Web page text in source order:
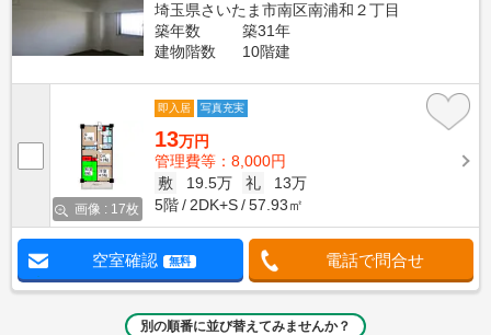
埼玉県さいたま市南区南浦和２丁目
築年数
築31年
建物階数
10階建
画像 : 17枚
即入居 写真充実
13万円
管理費等：8,000円
敷
19.5万 礼
13万
5階
2DK+S 57.93㎡
空室確認 無料 電話で問合せ
別の順番に並び替えてみませんか？